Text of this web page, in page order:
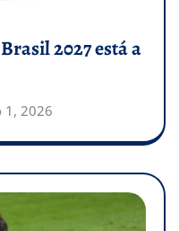
2027 está a
1, 2026